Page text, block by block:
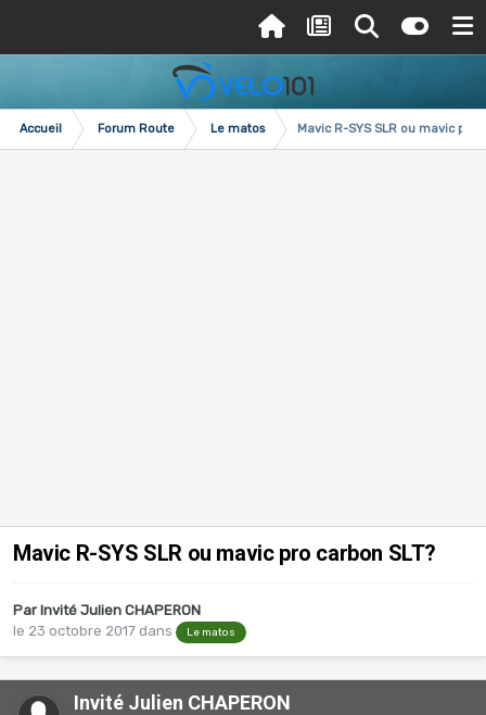
Accueil Forum Route Le matos Mavic R-SYS SLR ou mavic pro
Mavic R-SYS SLR ou mavic pro carbon SLT?
Par Invité Julien CHAPERON
le 23 octobre 2017 dans Le matos
Invité Julien CHAPERON